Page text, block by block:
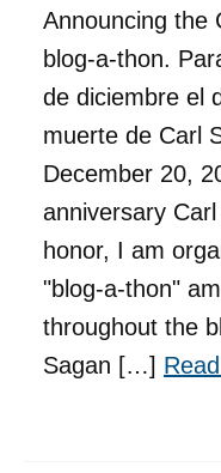
Announcing the
blog-a-thon.
de diciembre el
muerte de Carl
December 20,
anniversary
honor, I am
"blog-a-thon"
throughout the
Sagan […]